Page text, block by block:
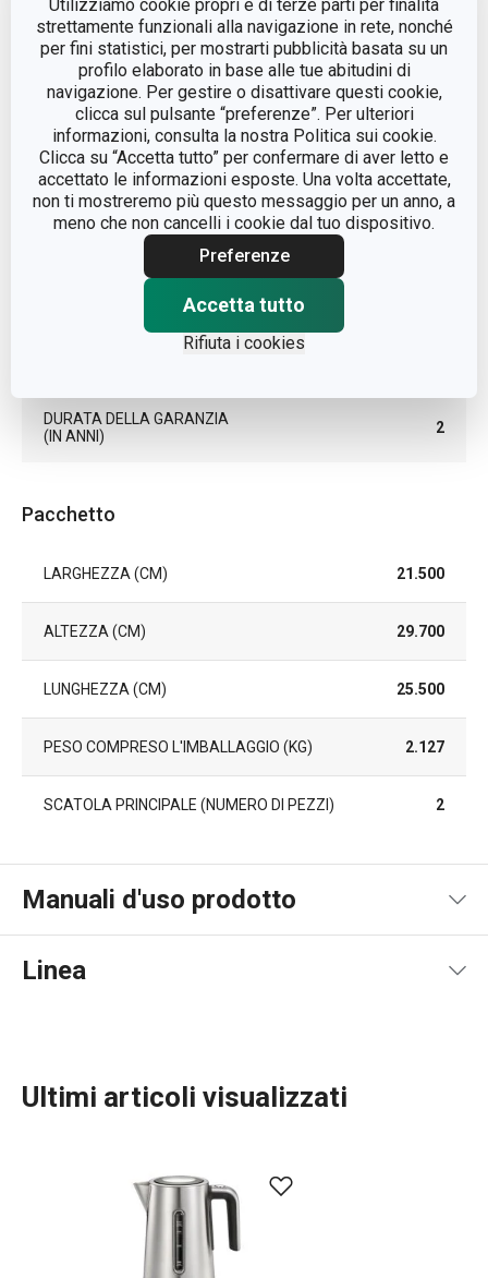
Utilizziamo cookie propri e di terze parti per finalità
strettamente funzionali alla navigazione in rete, nonché
per fini statistici, per mostrarti pubblicità basata su un
profilo elaborato in base alle tue abitudini di
navigazione. Per gestire o disattivare questi cookie,
clicca sul pulsante “preferenze”. Per ulteriori
informazioni, consulta la nostra Politica sui cookie.
Clicca su “Accetta tutto” per confermare di aver letto e
accettato le informazioni esposte. Una volta accettate,
non ti mostreremo più questo messaggio per un anno, a
meno che non cancelli i cookie dal tuo dispositivo.
Preferenze
Accetta tutto
Rifiuta i cookies
LINEA DI PRODOTTO PRESIDENT
MATERIALE
plastica, acciaio
inossidabile
TIPO bollitore elettrico
TIPO DI ALIMENTAZIONE dalla rete elettrica
DURATA DELLA GARANZIA
(IN ANNI)
2
Pacchetto
LARGHEZZA (CM) 21.500
ALTEZZA (CM) 29.700
LUNGHEZZA (CM) 25.500
PESO COMPRESO L'IMBALLAGGIO (KG) 2.127
SCATOLA PRINCIPALE (NUMERO DI PEZZI) 2
Manuali d'uso prodotto
Linea
Cucinare
Ultimi articoli visualizzati